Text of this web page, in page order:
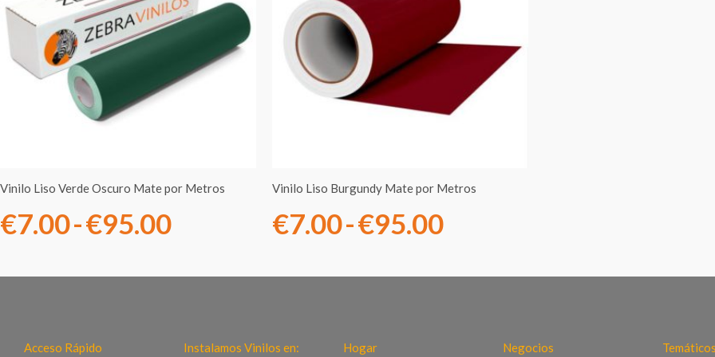
Vinilo Liso Verde Oscuro Mate por Metros
€7.00-€95.00
desde
€7.00
Vinilo Liso Burgundy Mate por Metros
€7.00-€95.00
desde
€7.00
hasta
Acceso Rápido Instalamos Vinilos en: Hogar Negocios Temáticos